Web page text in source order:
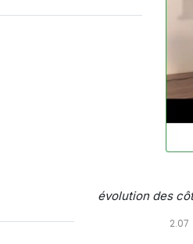
évolution des
2.07